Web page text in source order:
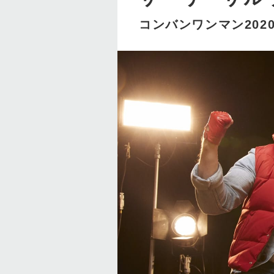
コンバンワンマン